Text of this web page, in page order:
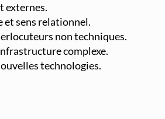
externes.
et sens relationnel.
non techniques.
complexe.
technologies.